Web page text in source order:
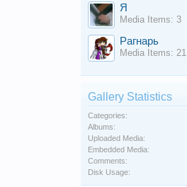
Я
Media Items: 3
Рагнарь
Media Items: 21
Gallery Statistics
Categories:
Albums:
Uploaded Media:
Embedded Media:
Comments:
Disk Usage: